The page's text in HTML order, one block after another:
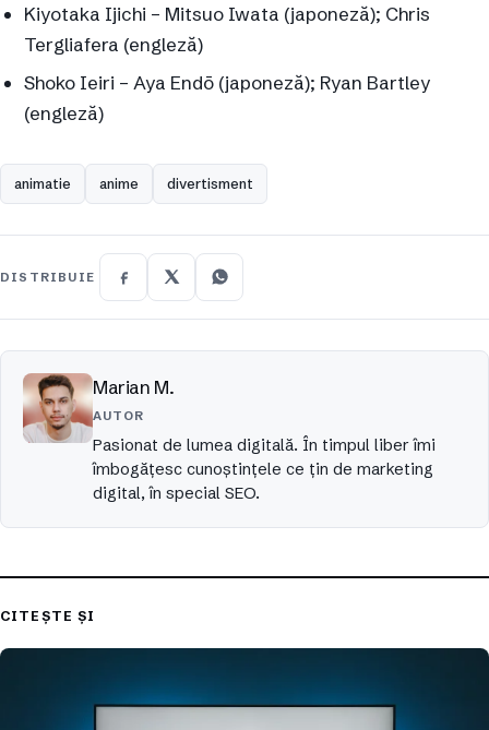
Kiyotaka Ijichi – Mitsuo Iwata (japoneză); Chris
Tergliafera (engleză)
Shoko Ieiri – Aya Endō (japoneză); Ryan Bartley
(engleză)
animatie anime divertisment
DISTRIBUIE
Marian M.
AUTOR
Pasionat de lumea digitală. În timpul liber îmi
îmbogățesc cunoștințele ce țin de marketing
digital, în special SEO.
CITEȘTE ȘI